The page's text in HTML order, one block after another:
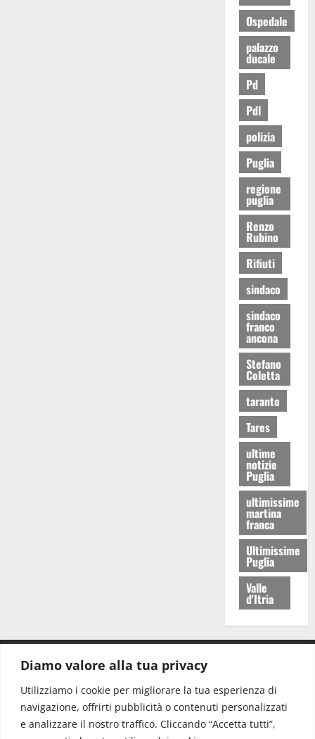
Diamo valore alla tua privacy
Utilizziamo i cookie per migliorare la tua esperienza di
navigazione, offrirti pubblicità o contenuti personalizzati
e analizzare il nostro traffico. Cliccando “Accetta tutti”,
Ospedale
palazzo
ducale
Pd
Pdl
polizia
Puglia
regione
puglia
Renzo
Rubino
Rifiuti
sindaco
sindaco
franco
ancona
Stefano
Coletta
taranto
Tares
ultime
notizie
Puglia
ultimissime
martina
franca
Ultimissime
Puglia
Valle
d'Itria
Redazione: redazione@www.martinasera.it
Direttore:direttore@www.martinasera.it